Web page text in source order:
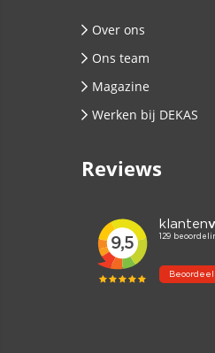
Over ons
Ons team
Magazine
Werken bij DEKAS
Reviews